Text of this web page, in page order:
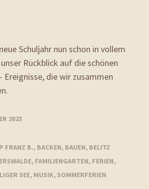
Schuljahr nun schon in vollem
Rückblick auf die schönen
die wir zusammen
2023
FRANZ B., BACKEN, BAUEN, BELITZ
, FAMILIENGARTEN, FERIEN,
SEE, MUSIK, SOMMERFERIEN